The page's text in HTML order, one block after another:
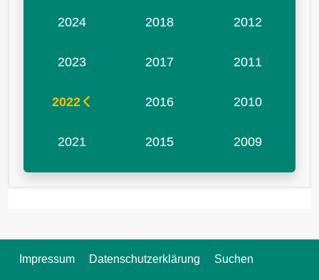
2024
2023
2022
2021
2018
2017
2016
2015
2012
2011
2010
2009
Impressum Datenschutzerklärung Suchen